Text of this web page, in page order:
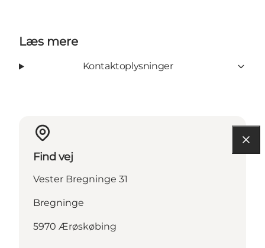
Læs mere
Kontaktoplysninger
Find vej
Vester Bregninge 31
Bregninge
5970 Ærøskøbing